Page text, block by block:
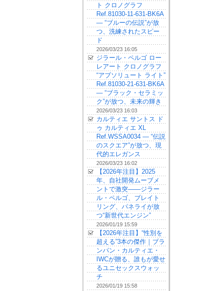
ト クロノグラフ
Ref.81030-11-631-BK6A
— “ブルーの伝説”が放
つ、洗練されたスピー
ド
2026/03/23 16:05
ジラール・ペルゴ ロー
レアート クロノグラフ
“アブソリュート ライト”
Ref.81030-21-631-BK6A
— “ブラック・セラミッ
ク”が放つ、未来の輝き
2026/03/23 16:03
カルティエ サントス ド
ゥ カルティエ XL
Ref.WSSA0034 — “伝説
のスクエア”が放つ、現
代的エレガンス
2026/03/23 16:02
【2026年注目】2025
年、自社開発ムーブメ
ントで激突——ジラー
ル・ペルゴ、ブレイト
リング、パネライが放
つ“新世代エンジン”
2026/01/19 15:59
【2026年注目】“性別を
超える”3本の傑作｜ブラ
ンパン・カルティエ・
IWCが贈る、誰もが愛せ
るユニセックスウォッ
チ
2026/01/19 15:58